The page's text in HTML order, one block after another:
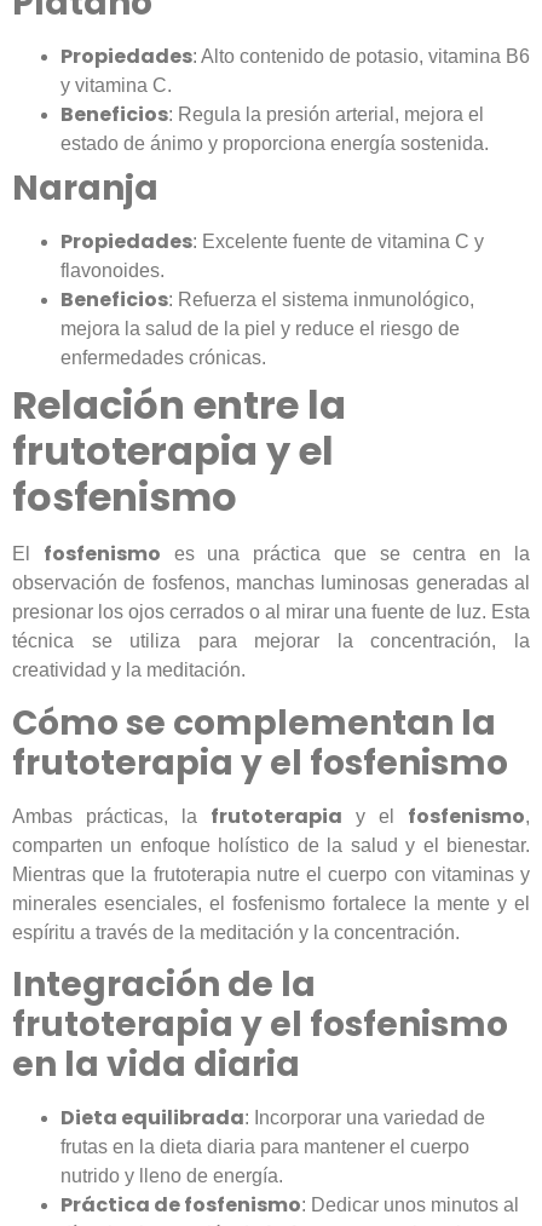
Propiedades: Alto contenido de potasio, vitamina B6
y vitamina C.
Beneficios: Regula la presión arterial, mejora el
estado de ánimo y proporciona energía sostenida.
Naranja
Propiedades: Excelente fuente de vitamina C y
flavonoides.
Beneficios: Refuerza el sistema inmunológico,
mejora la salud de la piel y reduce el riesgo de
enfermedades crónicas.
Relación entre la
frutoterapia y el
fosfenismo
El fosfenismo es una práctica que se centra en la
observación de fosfenos, manchas luminosas generadas al
presionar los ojos cerrados o al mirar una fuente de luz. Esta
técnica se utiliza para mejorar la concentración, la
creatividad y la meditación.
Cómo se complementan la
frutoterapia y el fosfenismo
Ambas prácticas, la frutoterapia y el fosfenismo,
comparten un enfoque holístico de la salud y el bienestar.
Mientras que la frutoterapia nutre el cuerpo con vitaminas y
minerales esenciales, el fosfenismo fortalece la mente y el
espíritu a través de la meditación y la concentración.
Integración de la
frutoterapia y el fosfenismo
en la vida diaria
Dieta equilibrada: Incorporar una variedad de
frutas en la dieta diaria para mantener el cuerpo
nutrido y lleno de energía.
Práctica de fosfenismo: Dedicar unos minutos al